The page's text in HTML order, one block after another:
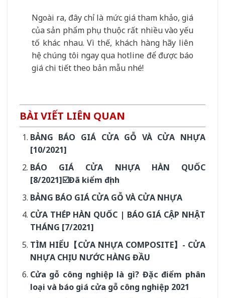
Ngoài ra, đây chỉ là mức giá tham khảo, giá
của sản phẩm phụ thuộc rất nhiều vào yếu
tố khác nhau. Vì thế, khách hàng hãy liên
hệ chúng tôi ngay qua hotline để được báo
giá chi tiết theo bản mẫu nhé!
BÀI VIẾT LIÊN QUAN
BẢNG BÁO GIÁ CỬA GỖ VÀ CỬA NHỰA
[10/2021]
BÁO GIÁ CỬA NHỰA HÀN QUỐC
[8/2021]☑️Đã kiểm định
BẢNG BÁO GIÁ CỬA GỖ VÀ CỬA NHỰA
CỬA THÉP HÀN QUỐC | BÁO GIÁ CẬP NHẬT
THÁNG [7/2021]
TÌM HIỂU【CỬA NHỰA COMPOSITE】- CỬA
NHỰA CHỊU NƯỚC HÀNG ĐẦU
Cửa gỗ công nghiệp là gì? Đặc điểm phân
loại và báo giá cửa gỗ công nghiệp 2021